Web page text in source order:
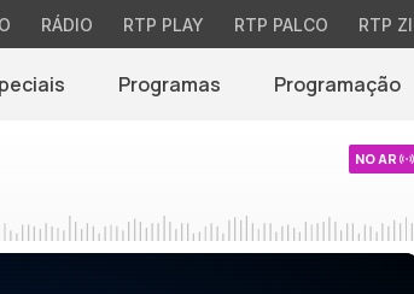
RÁDIO RTP PLAY RTP PALCO RTP
Programas Programação
NO AR